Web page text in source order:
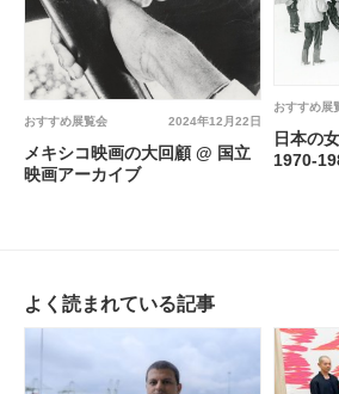
2024年12月22日
おすすめ展覧会
メキシコ映画の大回顧 @ 国立
映画アーカイブ
おすすめ展
日本の
1970-
よく読まれている記事